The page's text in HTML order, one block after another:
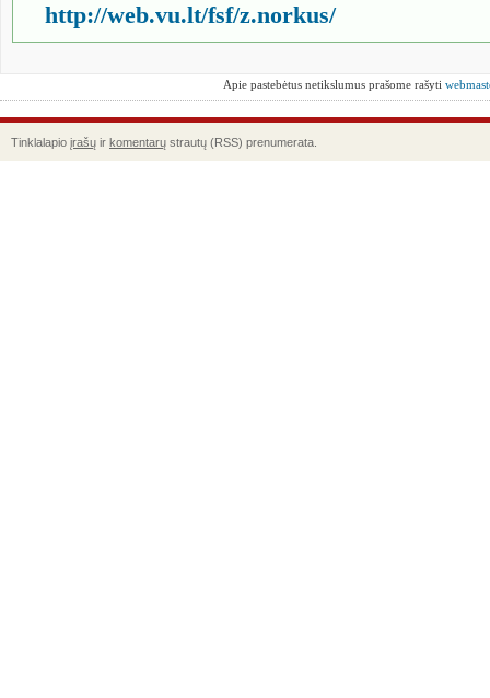
http://web.vu.lt/fsf/z.norkus/
Apie pastebėtus netikslumus prašome rašyti
Tinklalapio įrašų ir komentarų strautų (RSS) prenumerata.